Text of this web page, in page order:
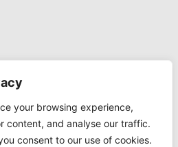
your browsing experience,
content, and analyse our traffic.
consent to our use of cookies.